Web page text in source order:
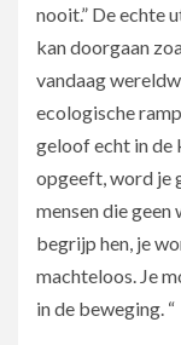
nooit.” De echte
kan doorgaan
vandaag
ecologische
geloof echt in de
opgeeft, word je
mensen die
begrijp hen, je
machteloos. Je
in de beweging. “